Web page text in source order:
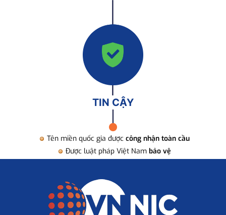
TIN CẬY
Tên miền quốc gia được công nhận toàn cầu
Được luật pháp Việt Nam bảo vệ